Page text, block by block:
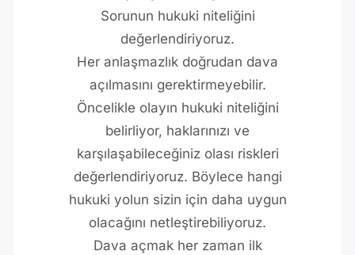
Sorunun hukuki niteliğini
değerlendiriyoruz.
Her anlaşmazlık doğrudan dava
açılmasını gerektirmeyebilir.
Öncelikle olayın hukuki niteliğini
belirliyor, haklarınızı ve
karşılaşabileceğiniz olası riskleri
değerlendiriyoruz. Böylece hangi
hukuki yolun sizin için daha uygun
olacağını netleştirebiliyoruz.
Dava açmak her zaman ilk